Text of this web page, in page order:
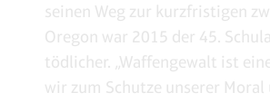
seinen Weg zur kurzfristigen
Oregon war 2015 der 45.
tödlicher. „Waffengewalt ist
wir zum Schutze unserer